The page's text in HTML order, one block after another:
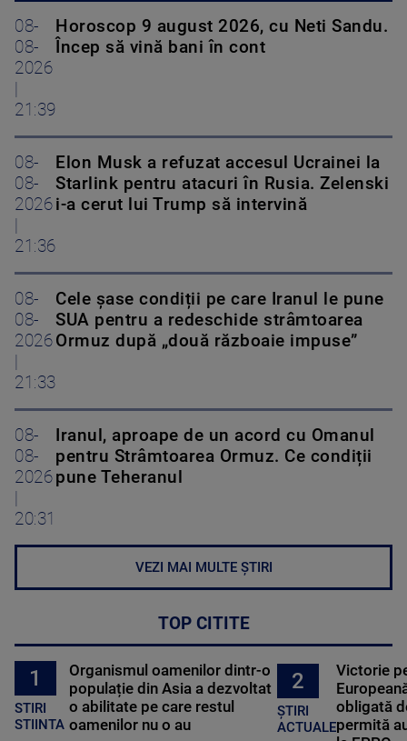
08-
08-
2026
21:39
Horoscop 9 august 2026, cu Neti Sandu.
Încep să vină bani în cont
08-
08-
2026
21:36
Elon Musk a refuzat accesul Ucrainei la
Starlink pentru atacuri în Rusia. Zelenski
i-a cerut lui Trump să intervină
08-
08-
2026
21:33
Cele șase condiții pe care Iranul le pune
SUA pentru a redeschide strâmtoarea
Ormuz după „două războaie impuse”
08-
08-
2026
20:31
Iranul, aproape de un acord cu Omanul
pentru Strâmtoarea Ormuz. Ce condiții
pune Teheranul
VEZI MAI MULTE ȘTIRI
TOP CITITE
1
STIRI
STIINTA
Organismul oamenilor dintr-o
populație din Asia a dezvoltat
o abilitate pe care restul
oamenilor nu o au
2
ȘTIRI
ACTUALE
Victorie
obligată
permită